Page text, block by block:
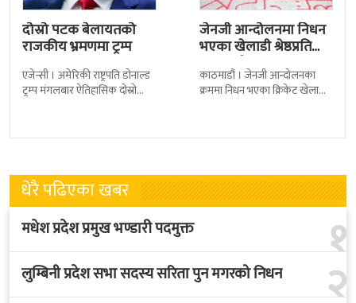
दोस्रो पटक बेलायतको
राजकीय भ्रमणमा ट्रम्प
एजेन्सी । अमेरिकी राष्ट्रपति डोनाल्ड
ट्रम्प मंगलबार ऐतिहासिक दोस्रो
बेलायत सरकारले
जेनजी आन्दोलनमा निधन
भएका खेलाडी श्रेष्ठप्रति
श्रद्धाञ्जली
काठमाडौं । जेनजी आन्दोलनका
क्रममा निधन भएका क्रिकेट खेलाडी
त्रिपुरेश्वरस्थीत राष्ट्रिय खेलकुद
धेरै पढिएका खबर
१
मधेश प्रदेश प्रमुख भण्डारी पदमुक्त
२
लुम्बिनी प्रदेश सभा सदस्य सरिता पुन मगरको निधन